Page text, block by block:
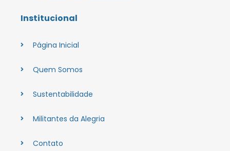
Institucional
Página Inicial
Quem Somos
Sustentabilidade
Militantes da Alegria
Contato